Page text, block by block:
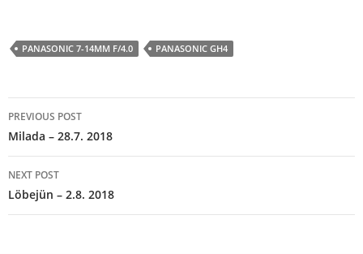
PANASONIC 7-14MM F/4.0 PANASONIC GH4
navigation
PREVIOUS POST
Milada – 28.7. 2018
NEXT POST
Löbejün – 2.8. 2018